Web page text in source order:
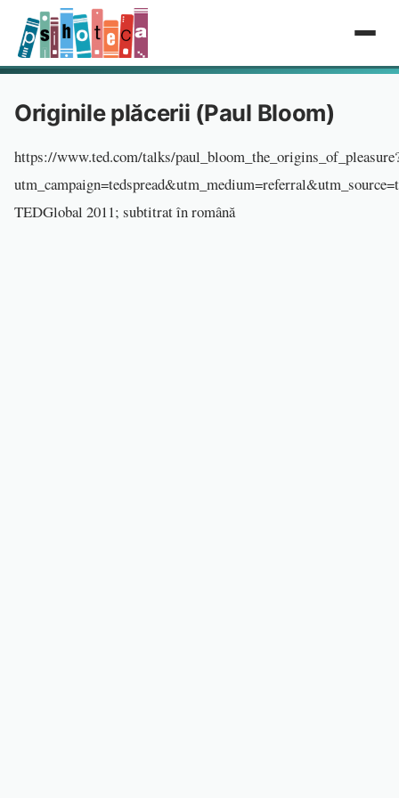
Originile plăcerii (Paul Bloom)
https://www.ted.com/talks/
TEDGlobal 2011; subtitrat în română